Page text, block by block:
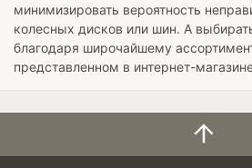
минимизировать вероятность
колесных дисков или шин. А
благодаря широчайшему
представленном в интернет-